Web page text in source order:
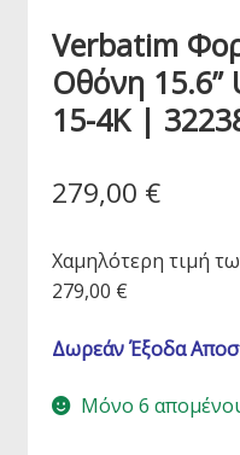
Verbatim
Οθόνη 15.6”
15-4K |
279,00 €
Χαμηλότερη τιμή
279,00 €
Δωρεάν Έξοδα
Μόνο 6